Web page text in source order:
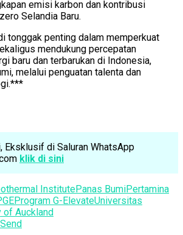
emisi karbon dan kontribusi
Selandia Baru.
tonggak penting dalam memperkuat
mendukung percepatan
baru dan terbarukan di Indonesia,
melalui penguatan talenta dan
Eksklusif di Saluran WhatsApp
klik di sini
InstitutePanas BumiPertamina
Program G-ElevateUniversitas
of Auckland
Send